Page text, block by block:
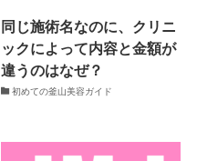
同じ施術名なのに、クリニ
ックによって内容と金額が
違うのはなぜ？
初めての釜山美容ガイド